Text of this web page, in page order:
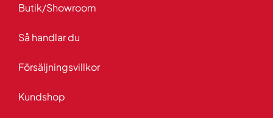
Butik/Showroom
Så handlar du
Försäljningsvillkor
Kundshop